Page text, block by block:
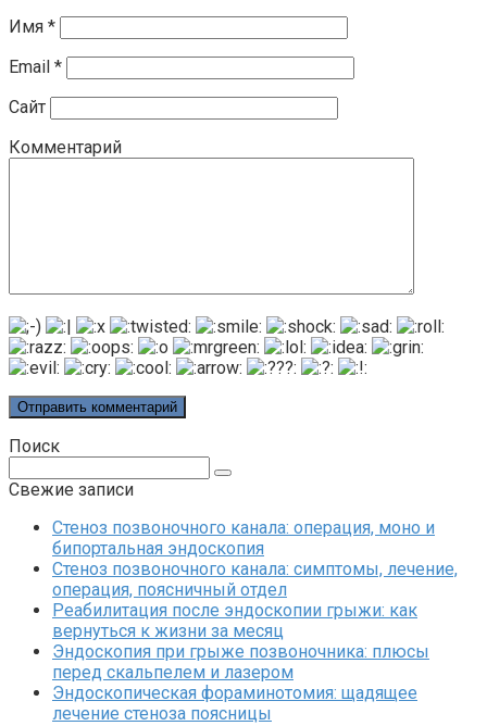
Имя *
Email *
Сайт
Комментарий
Поиск
Свежие записи
Стеноз позвоночного канала: операция, моно и
бипортальная эндоскопия
Стеноз позвоночного канала: симптомы, лечение,
операция, поясничный отдел
Реабилитация после эндоскопии грыжи: как
вернуться к жизни за месяц
Эндоскопия при грыже позвоночника: плюсы
перед скальпелем и лазером
Эндоскопическая фораминотомия: щадящее
лечение стеноза поясницы